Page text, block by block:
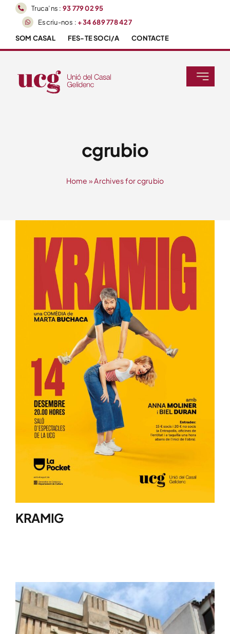
Skip
content
Truca’ns : 93 779 02 95
Escriu-nos : +34 689 778 427
SOM CASAL
FES-TE SOCI/A CONTACTE
Toggle
Entrades
75 aniversari
cgrubio
Home »Archives for cgrubio
KRAMIG